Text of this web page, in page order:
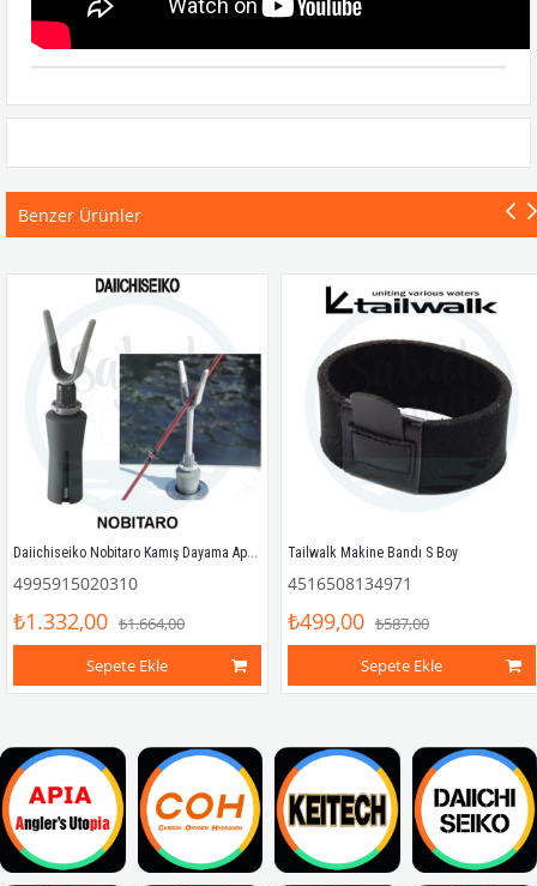
Benzer Ürünler
Daiichiseiko Nobitaro Kamış Dayama Aparatı
4995915020310
₺1.332,00 ₺1.664,00
Sepete Ekle
Tailwalk Makine Bandı S Boy
4516508134971
₺499,00 ₺587,00
Sepete Ekle